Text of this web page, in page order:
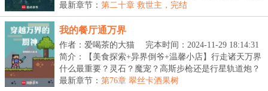
文...
最新章节： 第二十章 救世主，完结
我的餐厅通万界
作者：爱喝茶的大猫
完本时间：2024-11-29 18:14:31
简介：【美食探索+异界倒爷+温馨小店】行走诸天万界
什么最重要？灵石？魔宠？高斯步枪还是行星轨道炮？
不...
最新章节： 第76章 翠丝卡酒果树